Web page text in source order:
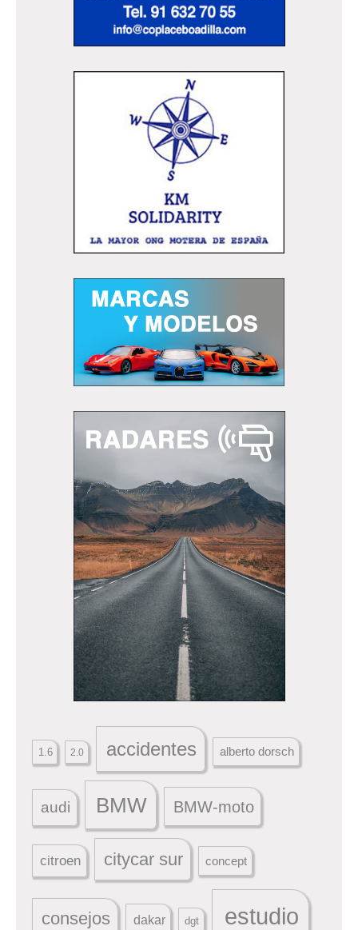
1.6 2.0 accidentes alberto dorsch
audi BMW BMW-moto
citroen citycar sur concept
consejos dakar dgt estudio